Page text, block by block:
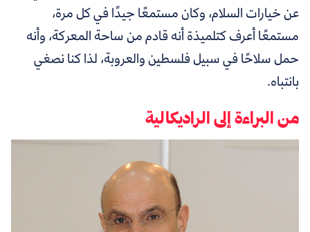
عن خيارات السلام، وكان مستمعًا جيدًا في كل مرة،
مستمعًا أعرف كتلميذة أنه قادم من ساحة المعركة، وأنه
حمل سلاحًا في سبيل فلسطين والعروبة، لذا كنا نصغي
بانتباه.
من البراءة إلى الراديكالية